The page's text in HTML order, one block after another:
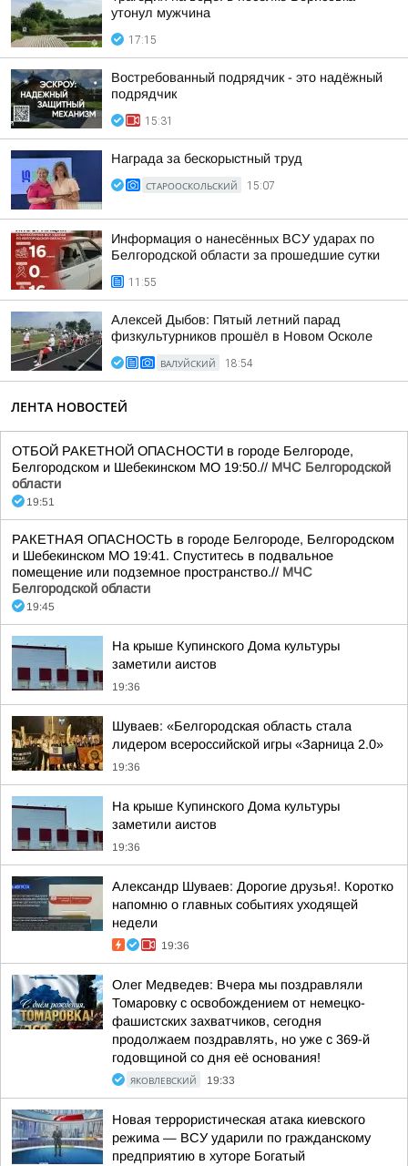
утонул мужчина
17:15
Востребованный подрядчик - это надёжный
подрядчик
15:31
Награда за бескорыстный труд
СТАРООСКОЛЬСКИЙ 15:07
Информация о нанесённых ВСУ ударах по
Белгородской области за прошедшие сутки
11:55
Алексей Дыбов: Пятый летний парад
физкультурников прошёл в Новом Осколе
ВАЛУЙСКИЙ 18:54
ЛЕНТА НОВОСТЕЙ
ОТБОЙ РАКЕТНОЙ ОПАСНОСТИ в городе Белгороде,
Белгородском и Шебекинском МО 19:50.// МЧС Белгородской
области
19:51
РАКЕТНАЯ ОПАСНОСТЬ в городе Белгороде, Белгородском
и Шебекинском МО 19:41. Спуститесь в подвальное
помещение или подземное пространство.// МЧС
Белгородской области
19:45
На крыше Купинского Дома культуры
заметили аистов
19:36
Шуваев: «Белгородская область стала
лидером всероссийской игры «Зарница 2.0»
19:36
На крыше Купинского Дома культуры
заметили аистов
19:36
Александр Шуваев: Дорогие друзья!. Коротко
напомню о главных событиях уходящей
недели
19:36
Олег Медведев: Вчера мы поздравляли
Томаровку с освобождением от немецко-
фашистских захватчиков, сегодня
продолжаем поздравлять, но уже с 369-й
годовщиной со дня её основания!
ЯКОВЛЕВСКИЙ 19:33
Новая террористическая атака киевского
режима — ВСУ ударили по гражданскому
предприятию в хуторе Богатый